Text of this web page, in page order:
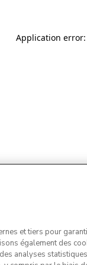
Application
et tiers pour
également des
analyses